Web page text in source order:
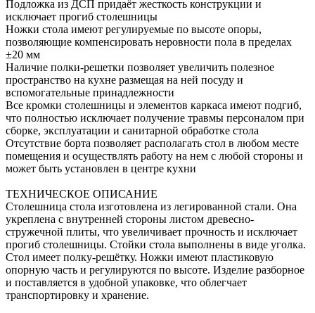
Подложка из ДСП придаёт жесткость конструкции и
исключает прогиб столешницы
Ножки стола имеют регулируемые по высоте опоры,
позволяющие компенсировать неровности пола в пределах
±20 мм
Наличие полки-решетки позволяет увеличить полезное
пространство на кухне размещая на ней посуду и
вспомогательные принадлежности
Все кромки столешницы и элементов каркаса имеют подгиб,
что полностью исключает получение травмы персоналом при
сборке, эксплуатации и санитарной обработке стола
Отсутствие борта позволяет располагать стол в любом месте
помещения и осуществлять работу на нем с любой стороны и
может быть установлен в центре кухни
ТЕХНИЧЕСКОЕ ОПИСАНИЕ
Столешница стола изготовлена из легированной стали. Она
укреплена с внутренней стороны листом древесно-
стружечной плиты, что увеличивает прочность и исключает
прогиб столешницы. Стойки стола выполнены в виде уголка.
Стол имеет полку-решётку. Ножки имеют пластиковую
опорную часть и регулируются по высоте. Изделие разборное
и поставляется в удобной упаковке, что облегчает
транспортировку и хранение.